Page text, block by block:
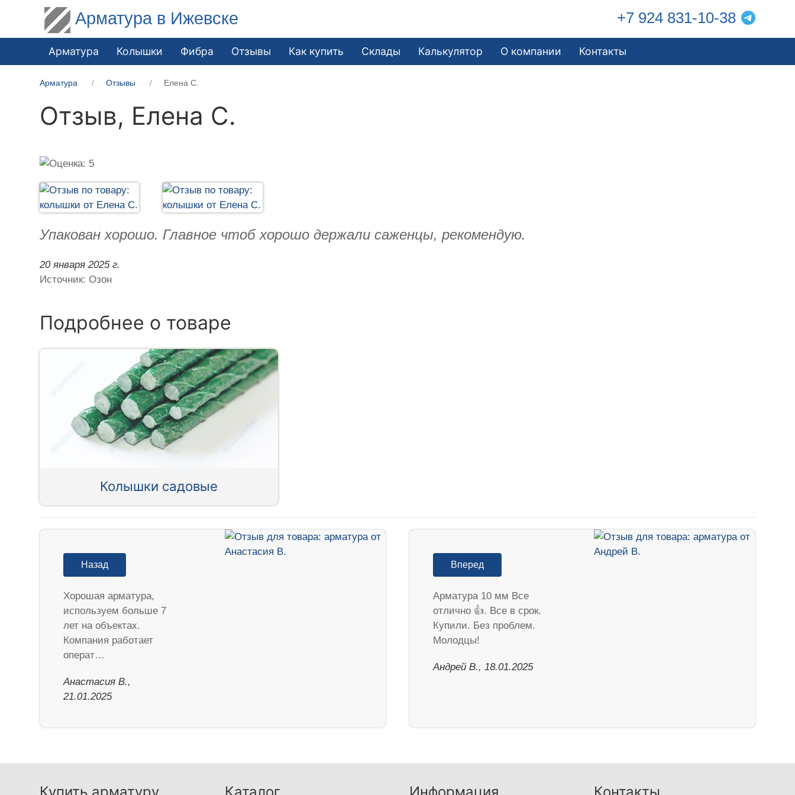
Арматура в Ижевске +7 924 831-10-38
Арматура Колышки Фибра Отзывы Как купить Склады Калькулятор О компании Контакты
Арматура Отзывы Елена С.
Отзыв, Елена С.
Упакован хорошо. Главное чтоб хорошо держали саженцы, рекомендую.
20 января 2025 г.
Источник: Озон
Подробнее о товаре
Колышки садовые
Назад
Хорошая арматура,
используем больше 7
лет на объектах.
Компания работает
операт…
Анастасия В.,
21.01.2025
Вперед
Арматура 10 мм Все
отлично 👍. Все в срок.
Купили. Без проблем.
Молодцы!
Андрей В., 18.01.2025
Купить арматуру Каталог Информация Контакты